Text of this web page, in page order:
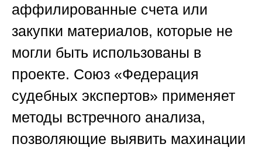
аффилированные счета или
закупки материалов, которые не
могли быть использованы в
проекте. Союз «Федерация
судебных экспертов» применяет
методы встречного анализа,
позволяющие выявить махинации